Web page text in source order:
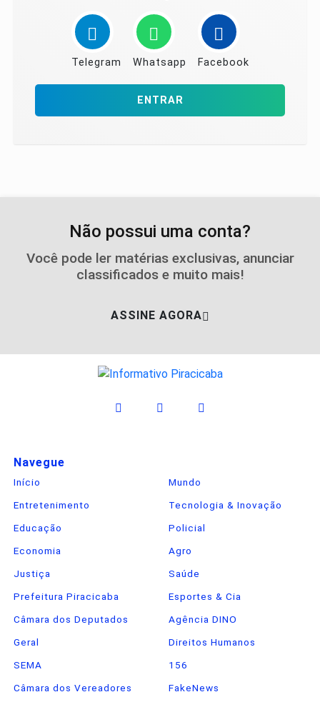
Telegram Whatsapp Facebook
ENTRAR
Não possui uma conta?
Você pode ler matérias exclusivas, anunciar
classificados e muito mais!
ASSINE AGORA
Navegue
Início
Mundo
Entretenimento
Tecnologia & Inovação
Educação
Policial
Economia
Agro
Justiça
Saúde
Prefeitura Piracicaba
Esportes & Cia
Câmara dos Deputados
Agência DINO
Geral
Direitos Humanos
SEMA
156
Câmara dos Vereadores
FakeNews